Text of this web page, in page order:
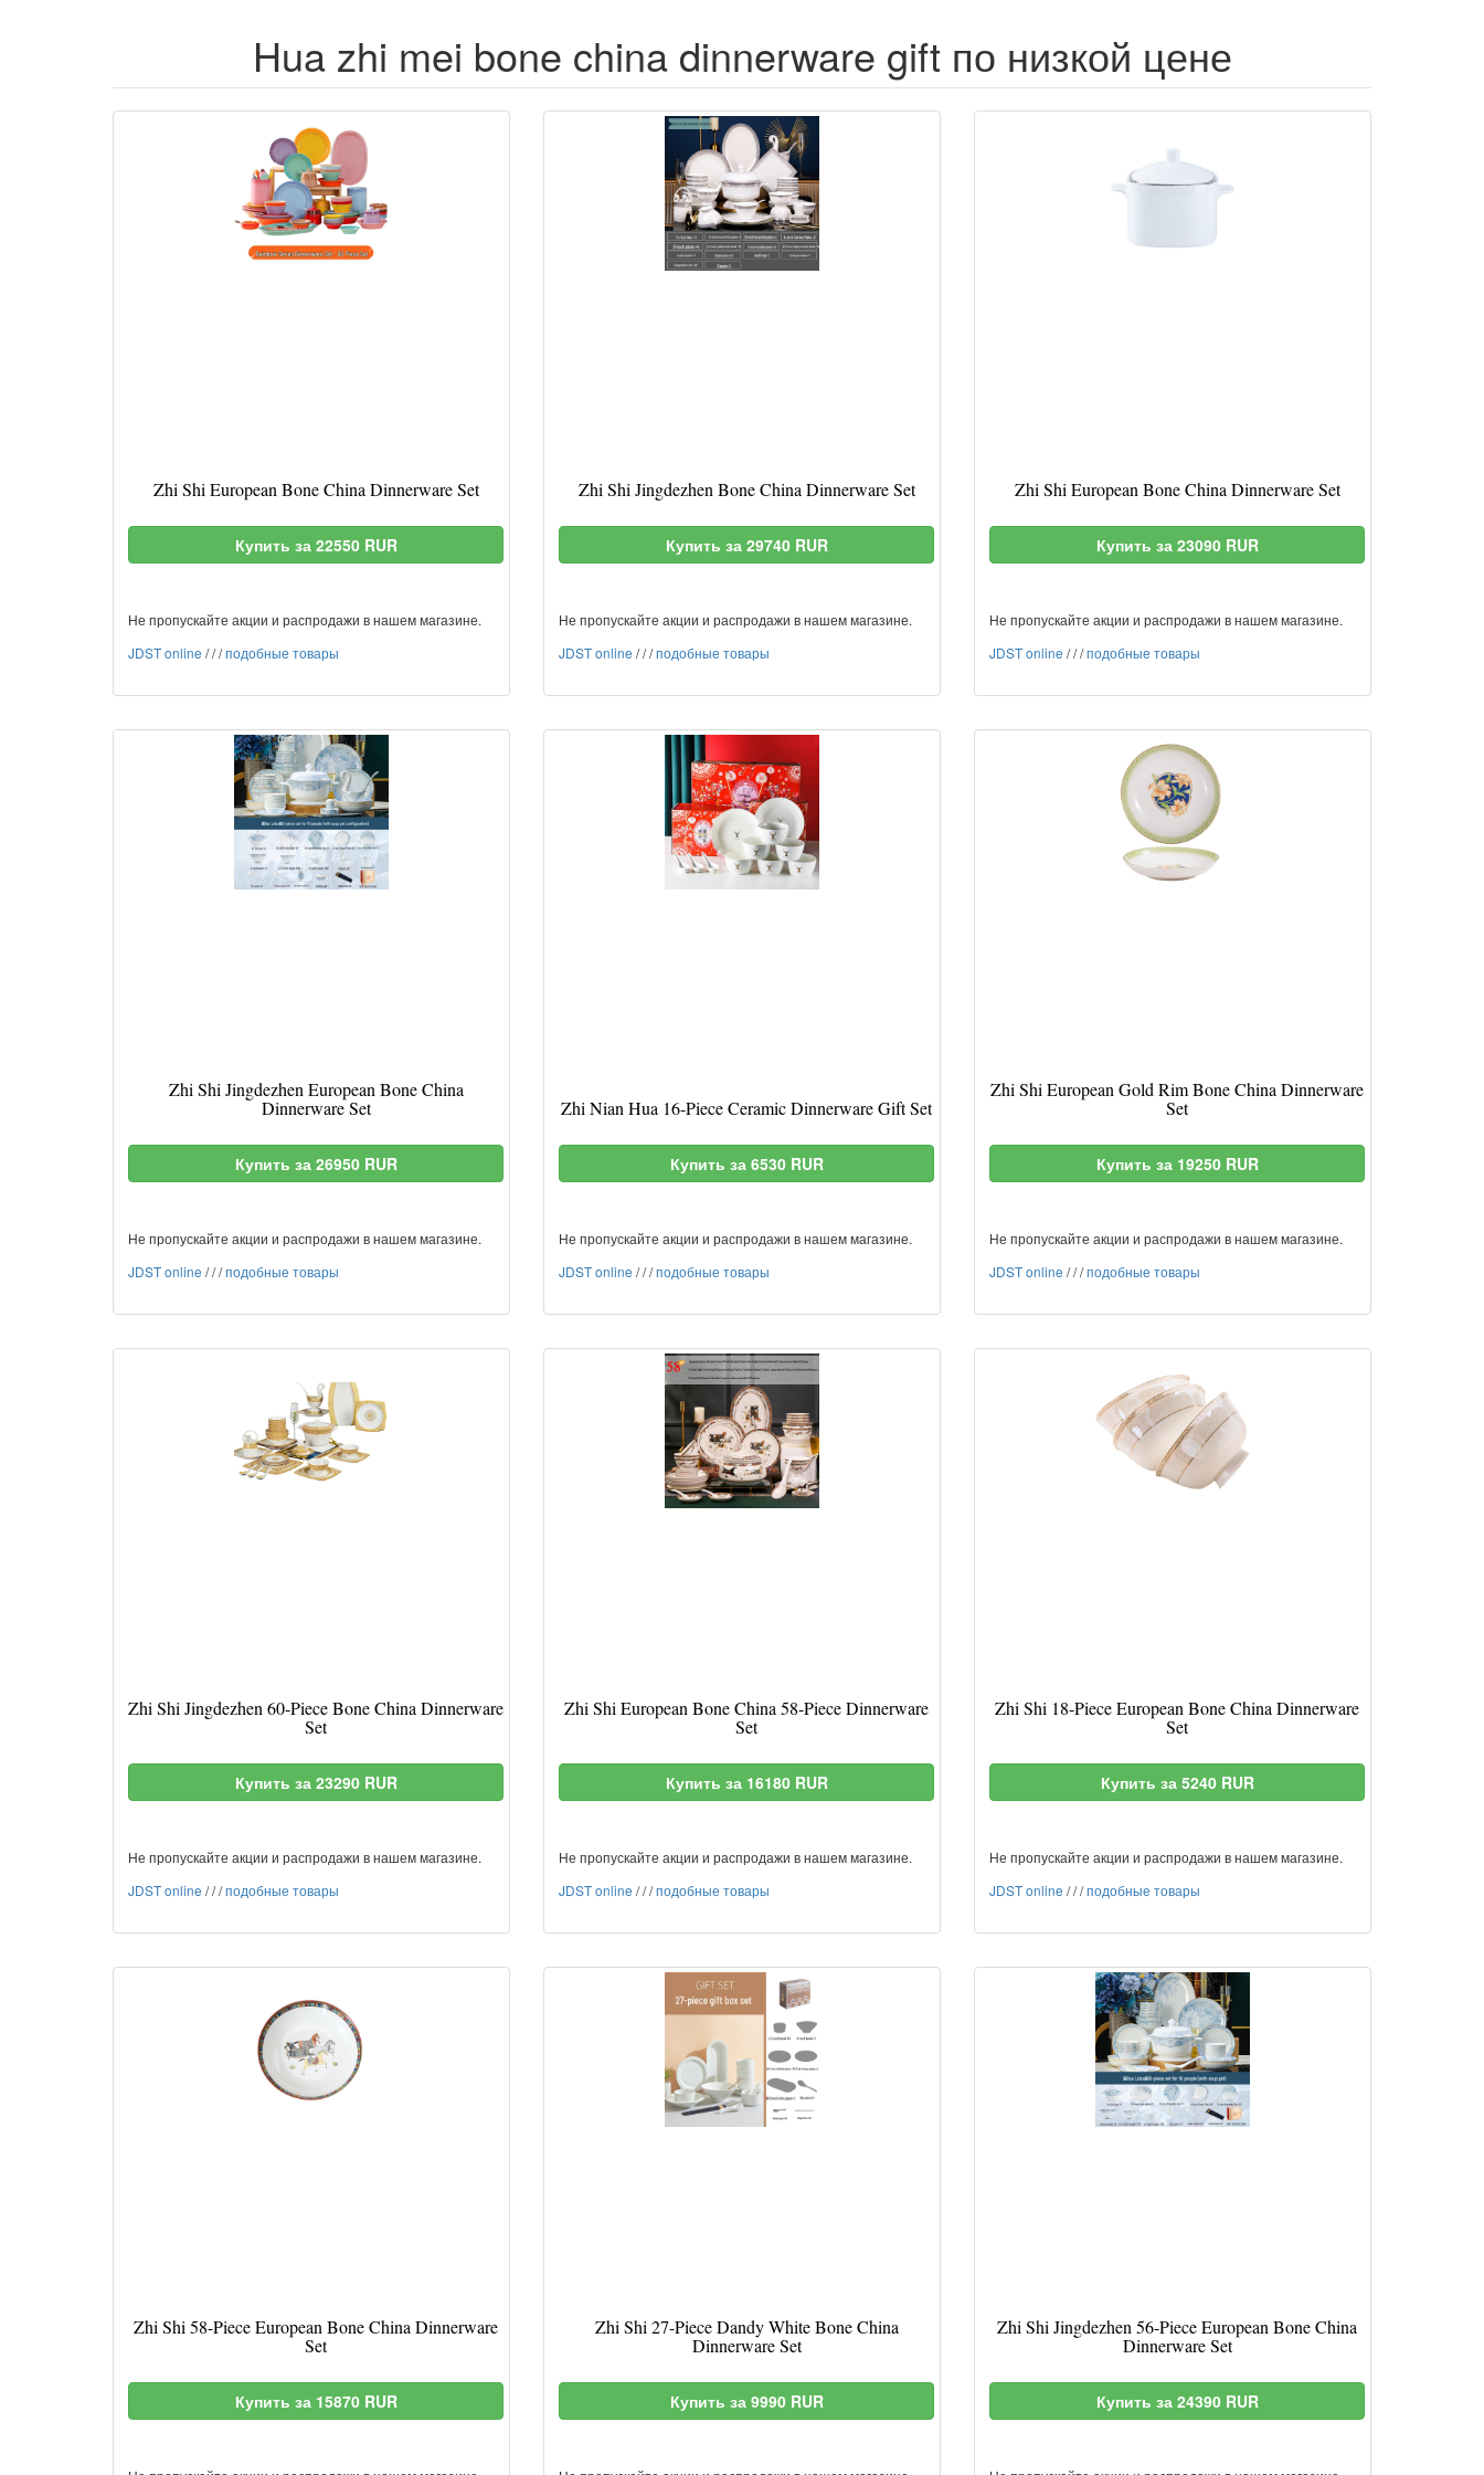
Hua zhi mei bone china dinnerware gift по низкой цене
Zhi Shi European Bone China Dinnerware Set
Купить за 22550 RUR
Не пропускайте акции и распродажи в нашем магазине.
JDST online ///подобные товары
Zhi Shi Jingdezhen Bone China Dinnerware Set
Купить за 29740 RUR
Не пропускайте акции и распродажи в нашем магазине.
JDST online ///подобные товары
Zhi Shi European Bone China Dinnerware Set
Купить за 23090 RUR
Не пропускайте акции и распродажи в нашем магазине.
JDST online ///подобные товары
Zhi Shi Jingdezhen European Bone China
Dinnerware Set
Купить за 26950 RUR
Не пропускайте акции и распродажи в нашем магазине.
JDST online ///подобные товары
Zhi Nian Hua 16-Piece Ceramic Dinnerware Gift Set
Купить за 6530 RUR
Не пропускайте акции и распродажи в нашем магазине.
JDST online ///подобные товары
Zhi Shi European Gold Rim Bone China Dinnerware
Set
Купить за 19250 RUR
Не пропускайте акции и распродажи в нашем магазине.
JDST online ///подобные товары
Zhi Shi Jingdezhen 60-Piece Bone China Dinnerware
Set
Купить за 23290 RUR
Не пропускайте акции и распродажи в нашем магазине.
JDST online ///подобные товары
Zhi Shi European Bone China 58-Piece Dinnerware
Set
Купить за 16180 RUR
Не пропускайте акции и распродажи в нашем магазине.
JDST online ///подобные товары
Zhi Shi 18-Piece European Bone China Dinnerware
Set
Купить за 5240 RUR
Не пропускайте акции и распродажи в нашем магазине.
JDST online ///подобные товары
Zhi Shi 58-Piece European Bone China Dinnerware
Set
Купить за 15870 RUR
Zhi Shi 27-Piece Dandy White Bone China
Dinnerware Set
Купить за 9990 RUR
Zhi Shi Jingdezhen 56-Piece European Bone China
Dinnerware Set
Купить за 24390 RUR